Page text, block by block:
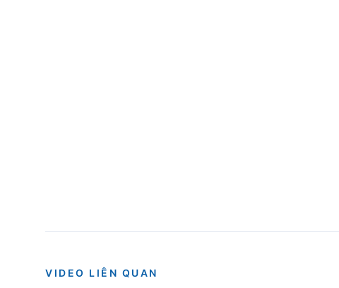
VIDEO LIÊN QUAN